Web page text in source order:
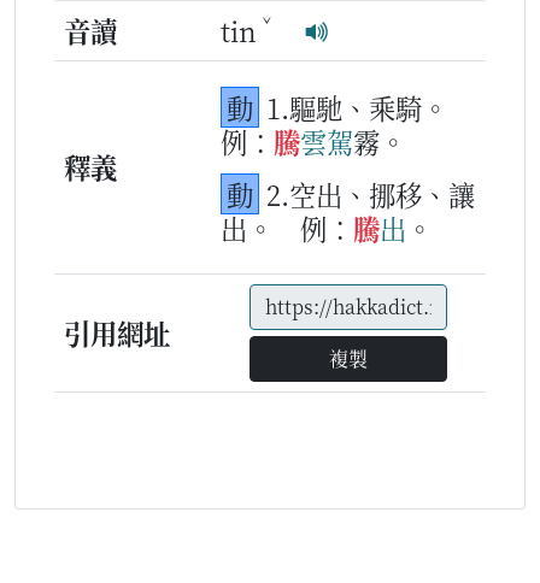
音讀 tin ˇ
釋義
動 1.驅馳、乘騎。
例： 騰雲駕霧。
動 2.空出、挪移、讓
出。
例： 騰出 。
引用網址
複製